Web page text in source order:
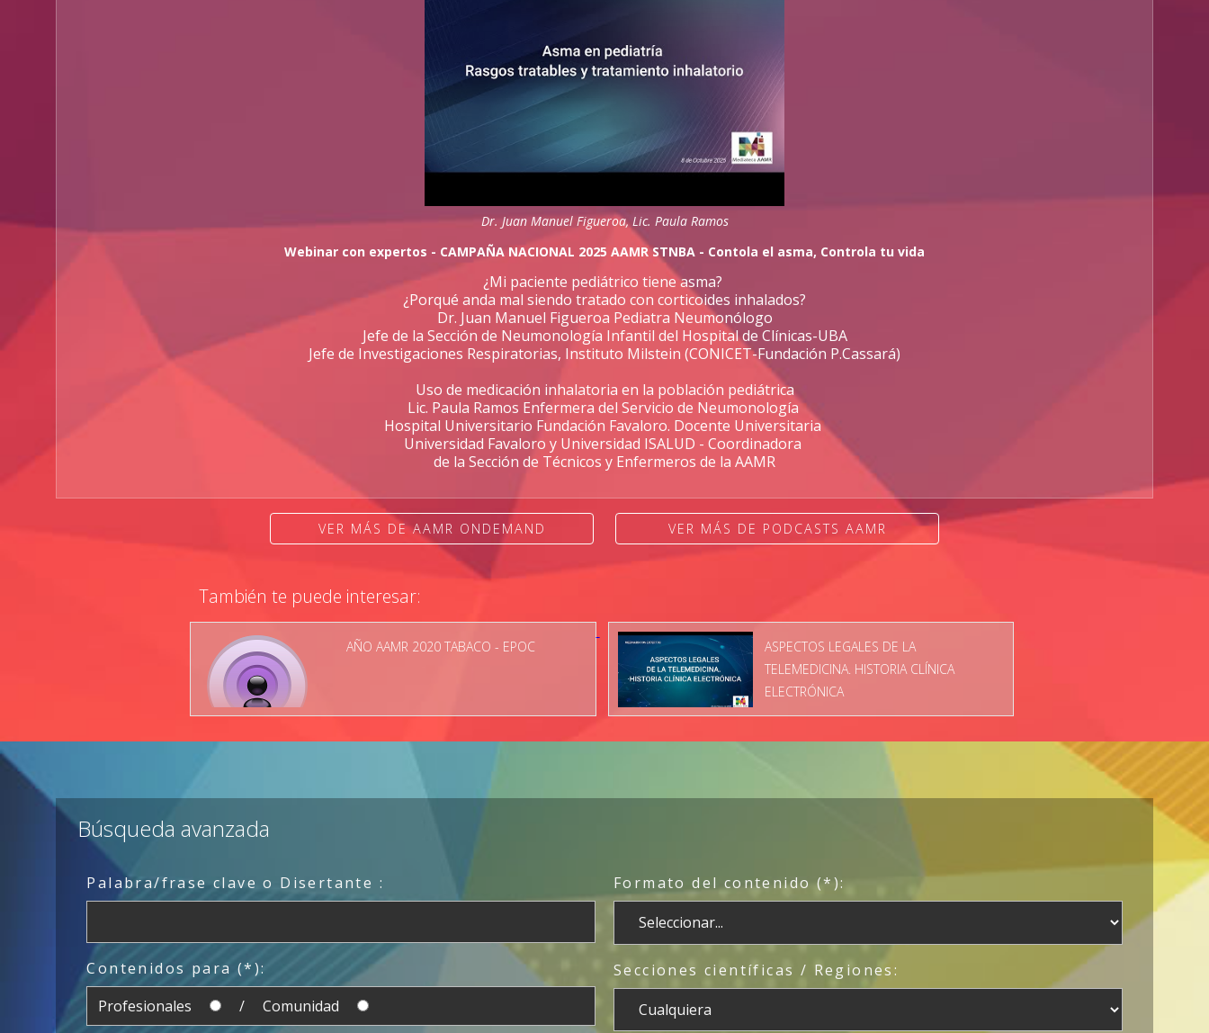
Dr. Juan Manuel Figueroa, Lic. Paula Ramos
Webinar con expertos - CAMPAÑA NACIONAL 2025 AAMR STNBA - Contola el asma, Controla tu vida
¿Mi paciente pediátrico tiene asma?
¿Porqué anda mal siendo tratado con corticoides inhalados?
Dr. Juan Manuel Figueroa Pediatra Neumonólogo
Jefe de la Sección de Neumonología Infantil del Hospital de Clínicas-UBA
Jefe de Investigaciones Respiratorias, Instituto Milstein (CONICET-Fundación P.Cassará)
Uso de medicación inhalatoria en la población pediátrica
Lic. Paula Ramos Enfermera del Servicio de Neumonología
Hospital Universitario Fundación Favaloro. Docente Universitaria
Universidad Favaloro y Universidad ISALUD - Coordinadora
de la Sección de Técnicos y Enfermeros de la AAMR
VER MÁS DE AAMR ONDEMAND VER MÁS DE PODCASTS AAMR
También te puede interesar:
AÑO AAMR 2020 TABACO - EPOC
ASPECTOS LEGALES DE LA
TELEMEDICINA. HISTORIA CLÍNICA
ELECTRÓNICA
Búsqueda avanzada
Palabra/frase clave o Disertante :
Contenidos para (*):
Profesionales
/ Comunidad
Formato del contenido (*):
Secciones científicas / Regiones: